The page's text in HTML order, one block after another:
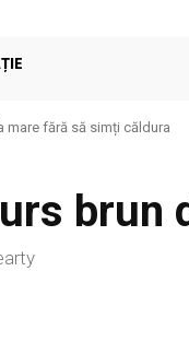
mare fără să simți căldura
brun